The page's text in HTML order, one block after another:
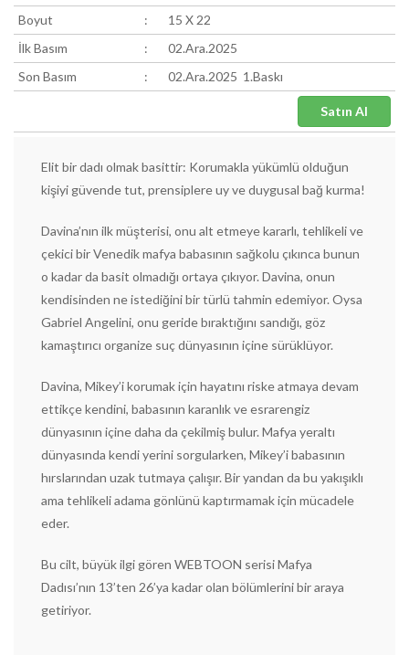
Boyut
:
15 X 22
İlk Basım
:
02.Ara.2025
Son Basım
: 02.Ara.2025 1.Baskı
Elit bir dadı olmak basittir: Korumakla yükümlü olduğun
kişiyi güvende tut, prensiplere uy ve duygusal bağ kurma!
Davina’nın ilk müşterisi, onu alt etmeye kararlı, tehlikeli ve
çekici bir Venedik mafya babasının sağkolu çıkınca bunun
o kadar da basit olmadığı ortaya çıkıyor. Davina, onun
kendisinden ne istediğini bir türlü tahmin edemiyor. Oysa
Gabriel Angelini, onu geride bıraktığını sandığı, göz
kamaştırıcı organize suç dünyasının içine sürüklüyor.
Davina, Mikey’i korumak için hayatını riske atmaya devam
ettikçe kendini, babasının karanlık ve esrarengiz
dünyasının içine daha da çekilmiş bulur. Mafya yeraltı
dünyasında kendi yerini sorgularken, Mikey’i babasının
hırslarından uzak tutmaya çalışır. Bir yandan da bu yakışıklı
ama tehlikeli adama gönlünü kaptırmamak için mücadele
eder.
Bu cilt, büyük ilgi gören WEBTOON serisi Mafya
Dadısı’nın 13’ten 26’ya kadar olan bölümlerini bir araya
getiriyor.